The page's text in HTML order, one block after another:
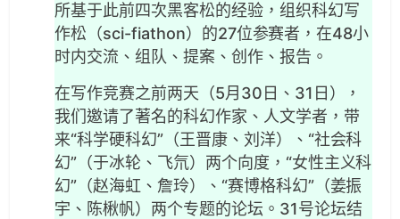
所基于此前四次黑客松的经验，组织科幻写
作松（sci-fiathon）的27位参赛者，在48小
时内交流、组队、提案、创作、报告。
在写作竞赛之前两天（5月30日、31日），
我们邀请了著名的科幻作家、人文学者，带
来“科学硬科幻”（王晋康、刘洋）、“社会科
幻”（于冰轮、飞氘）两个向度，“女性主义科
幻”（赵海虹、詹玲）、“赛博格科幻”（姜振
宇、陈楸帆）两个专题的论坛。31号论坛结